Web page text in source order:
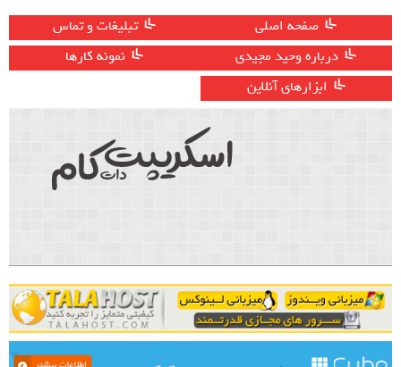
صفحه اصلی
تبلیغات و تماس
درباره وحید مجیدی
نمونه کارها
ابزارهای آنلاین